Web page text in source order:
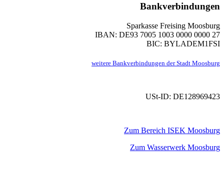
Bankverbindungen
Sparkasse Freising Moosburg
IBAN: DE93 7005 1003 0000 0000 27
BIC: BYLADEM1FSI
weitere Bankverbindungen der Stadt Moosburg
USt-ID: DE128969423
Zum Bereich ISEK Moosburg
Zum Wasserwerk Moosburg